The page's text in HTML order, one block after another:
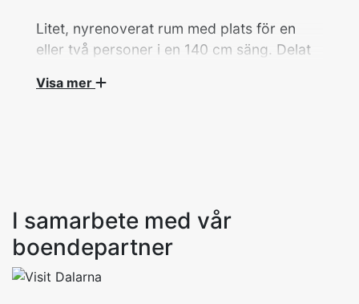
Litet, nyrenoverat rum med plats för en
eller två personer i en 140 cm säng. Delat
har dusch, toa och golvvärme. Det finns
med två andra rum. Badrummet har dusch, toa
och golvvärme. Det finns tvål, schampo och
hårtork till förfogande. Frukost, sänglinne och
handdukar ingår.
Visa mer
I samarbete med vår
boendepartner